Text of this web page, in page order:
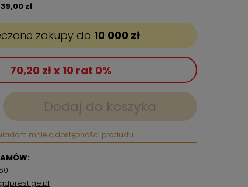
zł
zakupy do 10 000 zł
70,20 zł x 10 rat 0%
Dodaj do koszyka
mnie o dostępności produktu